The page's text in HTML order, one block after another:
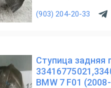
(903) 204-20-33
Ступица задняя
BMW 7 F01